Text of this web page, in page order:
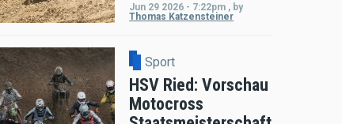
Jun 29 2026 - 7:22pm , by
Thomas Katzensteiner
Sport
HSV Ried: Vorschau
Motocross